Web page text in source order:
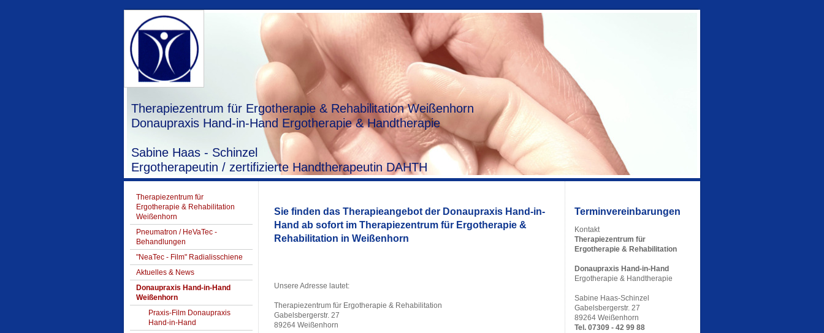
Therapiezentrum für Ergotherapie & Rehabilitation Weißenhorn
Donaupraxis Hand-in-Hand Ergotherapie & Handtherapie
Sabine Haas - Schinzel
Ergotherapeutin / zertifizierte Handtherapeutin DAHTH
Therapiezentrum für
Ergotherapie & Rehabilitation
Weißenhorn
Pneumatron / HeVaTec -
Behandlungen
"NeaTec - Film" Radialisschiene
Aktuelles & News
Donaupraxis Hand-in-Hand
Weißenhorn
Praxis-Film Donaupraxis
Hand-in-Hand
Sie finden das Therapieangebot der Donaupraxis Hand-in-
Hand ab sofort im Therapiezentrum für Ergotherapie &
Rehabilitation in Weißenhorn
Unsere Adresse lautet:
Therapiezentrum für Ergotherapie & Rehabilitation
Gabelsbergerstr. 27
89264 Weißenhorn
Terminvereinbarungen
Kontakt
Therapiezentrum für
Ergotherapie & Rehabilitation
Donaupraxis Hand-in-Hand
Ergotherapie & Handtherapie
Sabine Haas-Schinzel
Gabelsbergerstr. 27
89264 Weißenhorn
Tel. 07309 - 42 99 88